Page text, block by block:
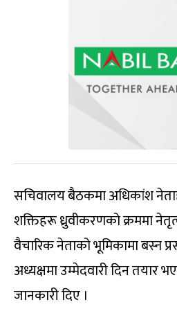
सचिवालय बैठकमा अधिकांश
शक्तिहरू ध्रुवीकरणको क्रममा
वैचारिक नेताको भूमिकामा बस्न
अध्यक्षमा उम्मेदवारी दिन तयार
जानकारी दिए ।